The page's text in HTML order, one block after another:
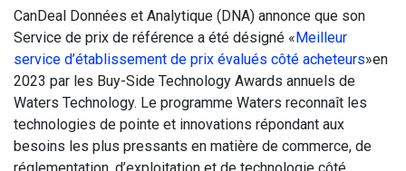
CanDeal Données et Analytique (DNA) annonce que son
Service de prix de référence a été désigné «Meilleur
service d’établissement de prix évalués côté acheteurs»en
2023 par les Buy-Side Technology Awards annuels de
Waters Technology. Le programme Waters reconnaît les
technologies de pointe et innovations répondant aux
besoins les plus pressants en matière de commerce, de